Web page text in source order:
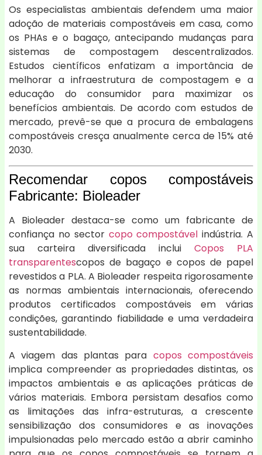
Os especialistas ambientais defendem uma maior
adoção de materiais compostáveis em casa, como
os PHAs e o bagaço, antecipando mudanças para
sistemas de compostagem descentralizados.
Estudos científicos enfatizam a importância de
melhorar a infraestrutura de compostagem e a
educação do consumidor para maximizar os
benefícios ambientais. De acordo com estudos de
mercado, prevê-se que a procura de embalagens
compostáveis cresça anualmente cerca de 15% até
2030.
Recomendar copos compostáveis
Fabricante: Bioleader
A Bioleader destaca-se como um fabricante de
confiança no sector copo compostável indústria. A
sua carteira diversificada inclui Copos PLA
transparentescopos de bagaço e copos de papel
revestidos a PLA. A Bioleader respeita rigorosamente
as normas ambientais internacionais, oferecendo
produtos certificados compostáveis em várias
condições, garantindo fiabilidade e uma verdadeira
sustentabilidade.
A viagem das plantas para copos compostáveis
implica compreender as propriedades distintas, os
impactos ambientais e as aplicações práticas de
vários materiais. Embora persistam desafios como
as limitações das infra-estruturas, a crescente
sensibilização dos consumidores e as inovações
impulsionadas pelo mercado estão a abrir caminho